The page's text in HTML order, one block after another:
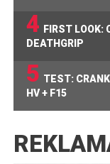
4 FIRST LOOK:
DEATHGRIP
5 TEST:
HV + F15